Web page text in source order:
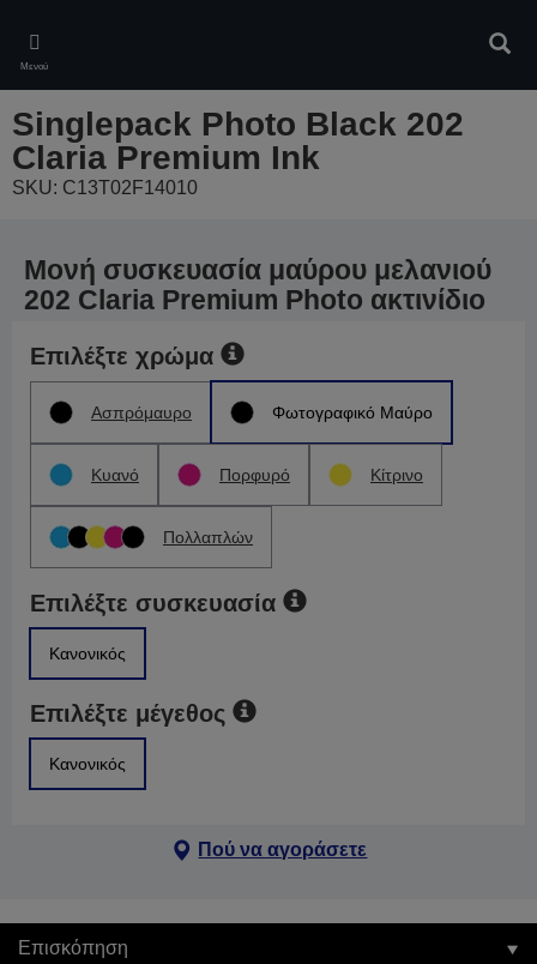
main
content
Μενού
Singlepack Photo Black 202
Claria Premium Ink
SKU: C13T02F14010
Μονή συσκευασία μαύρου μελανιού
202 Claria Premium Photo ακτινίδιο
Επιλέξτε χρώμα
Ασπρόμαυρο Φωτογραφικό Μαύρο
Κυανό Πορφυρό Κίτρινο
Πολλαπλών
Επιλέξτε συσκευασία
Κανονικός
Επιλέξτε μέγεθος
Κανονικός
Πού να αγοράσετε
Επισκόπηση